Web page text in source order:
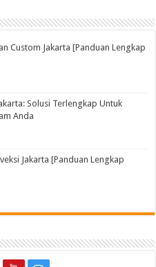
Custom Jakarta [Panduan Lengkap
Solusi Terlengkap Untuk
Anda
Jakarta [Panduan Lengkap